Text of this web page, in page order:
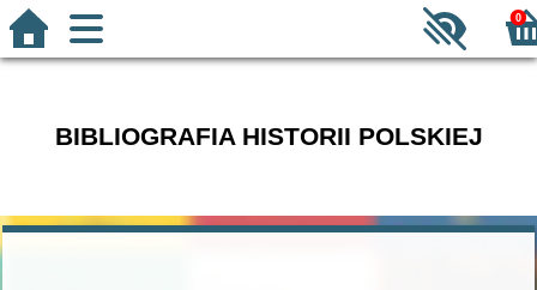
0
BIBLIOGRAFIA HISTORII POLSKIEJ